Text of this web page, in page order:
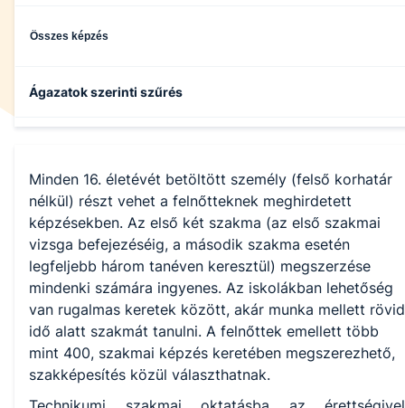
Összes képzés
Ágazatok szerinti szűrés
Minden 16. életévét betöltött személy (felső korhatár
nélkül) részt vehet a felnőtteknek meghirdetett
képzésekben. Az első két szakma (az első szakmai
vizsga befejezéséig, a második szakma esetén
legfeljebb három tanéven keresztül) megszerzése
mindenki számára ingyenes. Az iskolákban lehetőség
van rugalmas keretek között, akár munka mellett rövid
idő alatt szakmát tanulni. A felnőttek emellett több
mint 400, szakmai képzés keretében megszerezhető,
szakképesítés közül választhatnak.